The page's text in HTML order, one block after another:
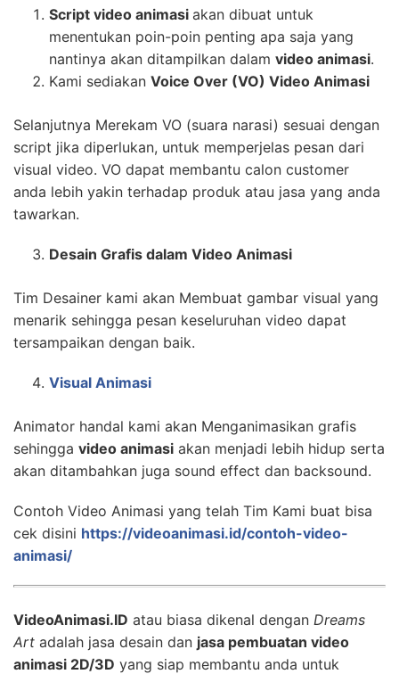
Script video animasi akan dibuat untuk
menentukan poin-poin penting apa saja yang
nantinya akan ditampilkan dalam video animasi.
Kami sediakan Voice Over (VO) Video Animasi
Selanjutnya Merekam VO (suara narasi) sesuai dengan
script jika diperlukan, untuk memperjelas pesan dari
visual video. VO dapat membantu calon customer
anda lebih yakin terhadap produk atau jasa yang anda
tawarkan.
Desain Grafis dalam Video Animasi
Tim Desainer kami akan Membuat gambar visual yang
menarik sehingga pesan keseluruhan video dapat
tersampaikan dengan baik.
Visual Animasi
Animator handal kami akan Menganimasikan grafis
sehingga video animasi akan menjadi lebih hidup serta
akan ditambahkan juga sound effect dan backsound.
Contoh Video Animasi yang telah Tim Kami buat bisa
cek disini https://videoanimasi.id/contoh-video-
animasi/
VideoAnimasi.ID atau biasa dikenal dengan Dreams
Art adalah jasa desain dan jasa pembuatan video
animasi 2D/3D yang siap membantu anda untuk